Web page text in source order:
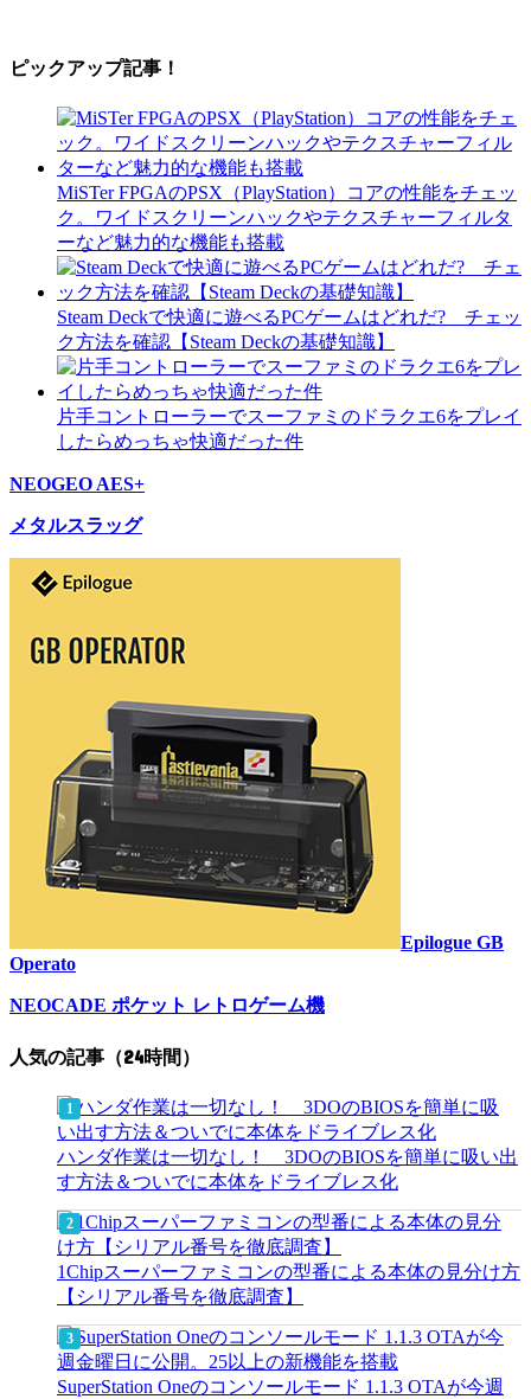
ピックアップ記事！
MiSTer FPGAのPSX（PlayStation）コアの性能をチェッ
ク。ワイドスクリーンハックやテクスチャーフィルタ
ーなど魅力的な機能も搭載
Steam Deckで快適に遊べるPCゲームはどれだ? チェッ
ク方法を確認【Steam Deckの基礎知識】
片手コントローラーでスーファミのドラクエ6をプレイ
したらめっちゃ快適だった件
NEOGEO AES+
メタルスラッグ
Epilogue GB
Operato
NEOCADE ポケット レトロゲーム機
人気の記事（24時間）
ハンダ作業は一切なし！ 3DOのBIOSを簡単に吸い出
す方法＆ついでに本体をドライブレス化
1Chipスーパーファミコンの型番による本体の見分け方
【シリアル番号を徹底調査】
SuperStation Oneのコンソールモード 1.1.3 OTAが今週